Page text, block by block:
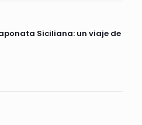
Siciliana: un viaje de